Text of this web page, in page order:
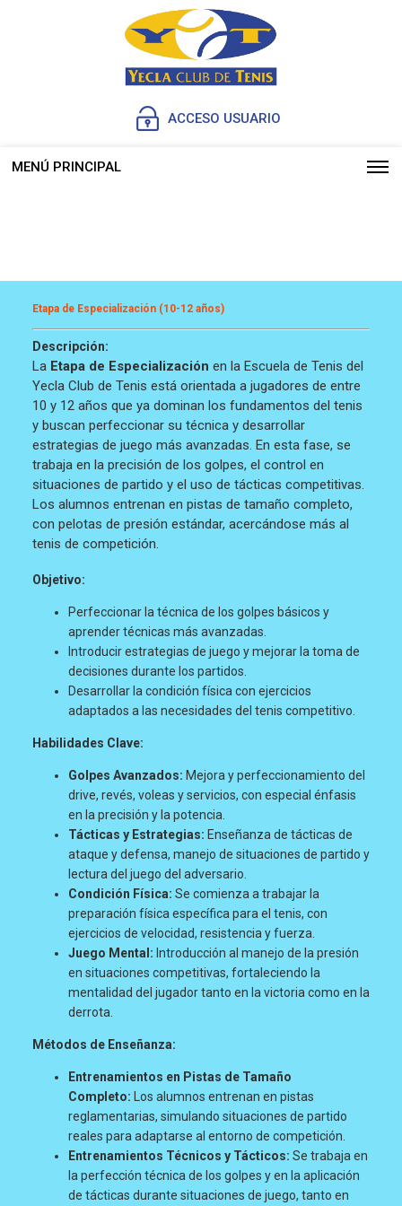
ACCESO USUARIO
MENÚ PRINCIPAL
Etapa de Especialización (10-12 años)
Descripción:
La Etapa de Especialización en la Escuela de Tenis del
Yecla Club de Tenis está orientada a jugadores de entre
10 y 12 años que ya dominan los fundamentos del tenis
y buscan perfeccionar su técnica y desarrollar
estrategias de juego más avanzadas. En esta fase, se
trabaja en la precisión de los golpes, el control en
situaciones de partido y el uso de tácticas competitivas.
Los alumnos entrenan en pistas de tamaño completo,
con pelotas de presión estándar, acercándose más al
tenis de competición.
Objetivo:
Perfeccionar la técnica de los golpes básicos y
aprender técnicas más avanzadas.
Introducir estrategias de juego y mejorar la toma de
decisiones durante los partidos.
Desarrollar la condición física con ejercicios
adaptados a las necesidades del tenis competitivo.
Habilidades Clave:
Golpes Avanzados: Mejora y perfeccionamiento del
drive, revés, voleas y servicios, con especial énfasis
en la precisión y la potencia.
Tácticas y Estrategias: Enseñanza de tácticas de
ataque y defensa, manejo de situaciones de partido y
lectura del juego del adversario.
Condición Física: Se comienza a trabajar la
preparación física específica para el tenis, con
ejercicios de velocidad, resistencia y fuerza.
Juego Mental: Introducción al manejo de la presión
en situaciones competitivas, fortaleciendo la
mentalidad del jugador tanto en la victoria como en la
derrota.
Métodos de Enseñanza:
Entrenamientos en Pistas de Tamaño
Completo: Los alumnos entrenan en pistas
reglamentarias, simulando situaciones de partido
reales para adaptarse al entorno de competición.
Entrenamientos Técnicos y Tácticos: Se trabaja en
la perfección técnica de los golpes y en la aplicación
de tácticas durante situaciones de juego, tanto en